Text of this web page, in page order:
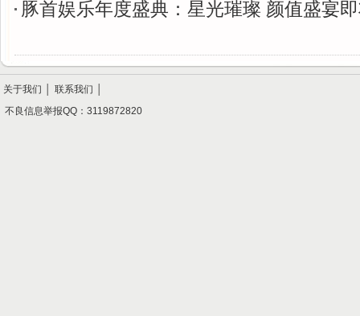
豚首娱乐年度盛典：星光璀璨 颜值盛宴
关于我们 联系我们
不良信息举报QQ：3119872820